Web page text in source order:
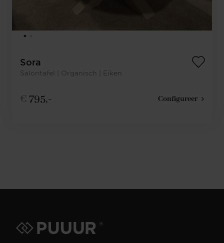
Sora
Salontafel | Organisch | Eiken
€ 795,- Configureer